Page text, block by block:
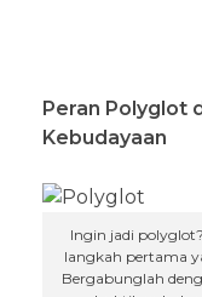
Peran Polyglot
Kebudayaan
Ingin jadi
langkah pertama
Bergabunglah